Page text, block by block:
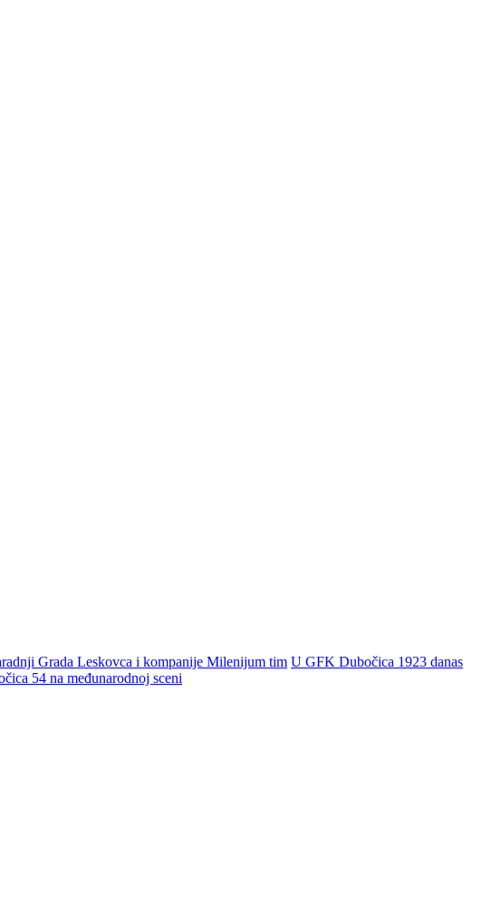
Grada Leskovca i kompanije Milenijum tim U GFK Dubočica 1923 danas
54 na međunarodnoj sceni